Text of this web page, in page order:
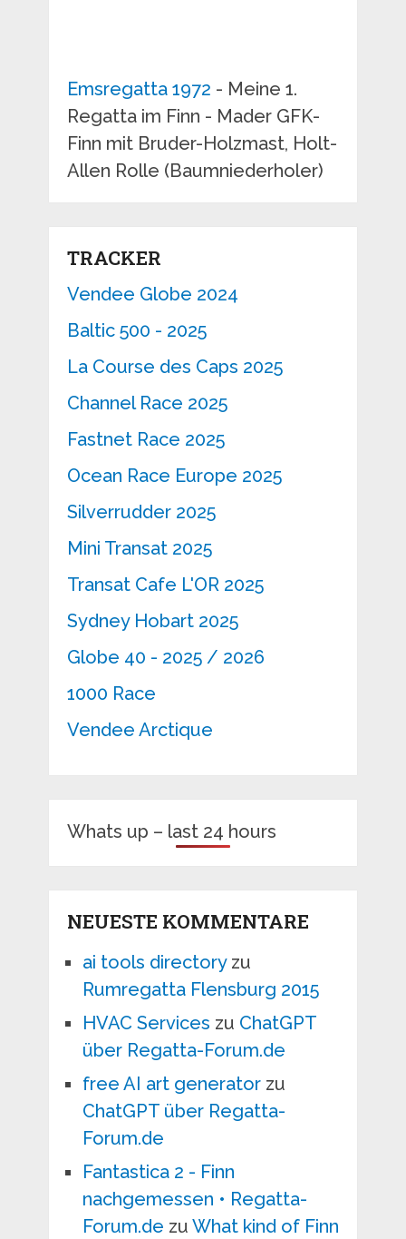
Emsregatta 1972 - Meine 1.
Regatta im Finn - Mader GFK-
Finn mit Bruder-Holzmast, Holt-
Allen Rolle (Baumniederholer)
TRACKER
Vendee Globe 2024
Baltic 500 - 2025
La Course des Caps 2025
Channel Race 2025
Fastnet Race 2025
Ocean Race Europe 2025
Silverrudder 2025
Mini Transat 2025
Transat Cafe L'OR 2025
Sydney Hobart 2025
Globe 40 - 2025 / 2026
1000 Race
Vendee Arctique
Whats up – last 24 hours
NEUESTE KOMMENTARE
ai tools directoryzu
Rumregatta Flensburg 2015
HVAC Services zu ChatGPT
über Regatta-Forum.de
free AI art generatorzu
ChatGPT über Regatta-
Forum.de
Fantastica 2 - Finn
nachgemessen • Regatta-
Forum.de zu What kind of Finn